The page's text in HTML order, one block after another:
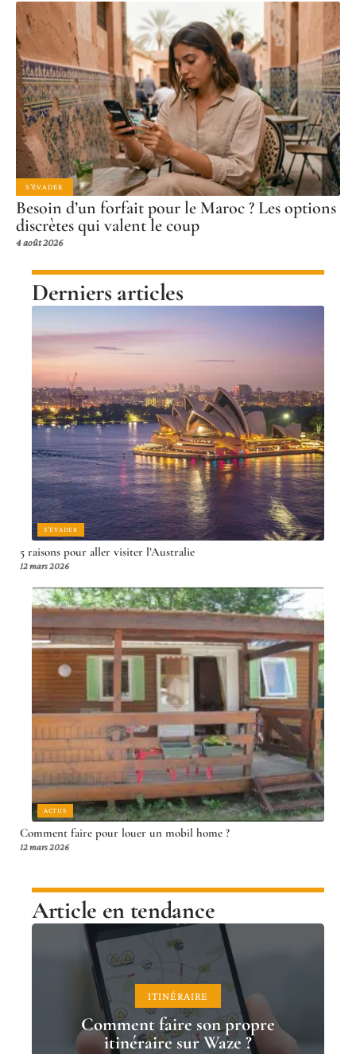
S'ÉVADER
Besoin d’un forfait pour le Maroc ? Les options
discrètes qui valent le coup
4 août 2026
Derniers articles
S'ÉVADER
5 raisons pour aller visiter l’Australie
12 mars 2026
ACTUS
Comment faire pour louer un mobil home ?
12 mars 2026
Article en tendance
ITINÉRAIRE
Comment faire son propre
itinéraire sur Waze ?